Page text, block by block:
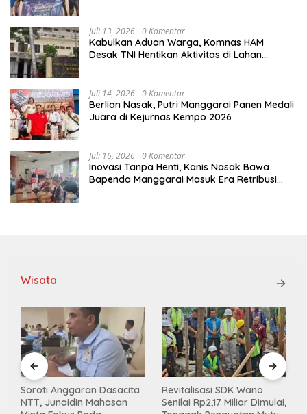
Juli 13, 2026 0 Komentar
Kabulkan Aduan Warga, Komnas HAM
Desak TNI Hentikan Aktivitas di Lahan
Juli 14, 2026 0 Komentar
Berlian Nasak, Putri Manggarai Panen Medali
Juara di Kejurnas Kempo 2026
Juli 16, 2026 0 Komentar
Inovasi Tanpa Henti, Kanis Nasak Bawa
Bapenda Manggarai Masuk Era Retribusi
Wisata
Soroti Anggaran Dasacita
NTT, Junaidin Mahasan
Revitalisasi SDK Wano
Senilai Rp2,17 Miliar Dimulai,